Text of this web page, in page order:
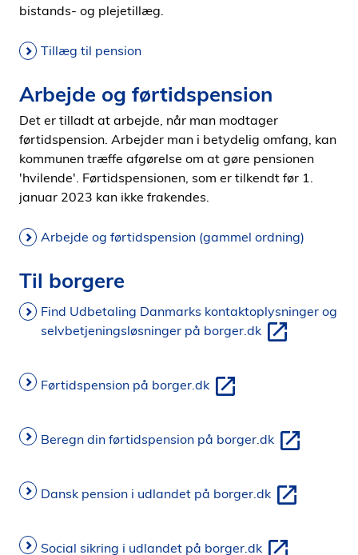
bistands- og plejetillæg.
Tillæg til pension
Arbejde og førtidspension
Det er tilladt at arbejde, når man modtager
førtidspension. Arbejder man i betydelig omfang, kan
kommunen træffe afgørelse om at gøre pensionen
'hvilende'. Førtidspensionen, som er tilkendt før 1.
januar 2023 kan ikke frakendes.
Arbejde og førtidspension (gammel ordning)
Til borgere
Find Udbetaling Danmarks kontaktoplysninger og
selvbetjeningsløsninger på borger.dk
Førtidspension på borger.dk
Beregn din førtidspension på borger.dk
Dansk pension i udlandet på borger.dk
Social sikring i udlandet på borger.dk